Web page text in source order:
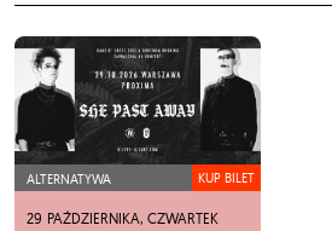
ALTERNATYWA KUP BILET
29 PAŹDZIERNIKA, CZWARTEK